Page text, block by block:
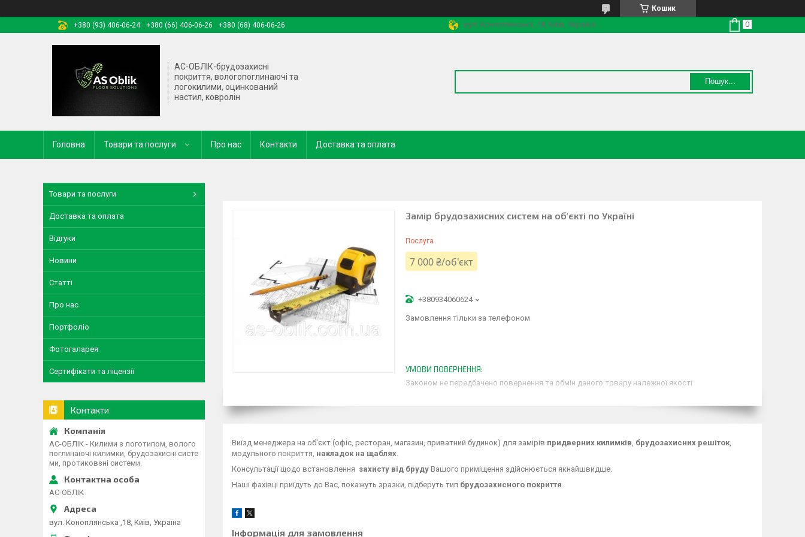
Кошик
+380 (93) 406-06-24
+380 (66) 406-06-26 +380 (68) 406-06-26 вул. Коноплянська ,18, Київ, Україна
АС-ОБЛІК-брудозахисні
покриття, вологопоглинаючі та
логокилими, оцинкований
настил, ковролін
Пошук...
Головна Товари та послуги Про нас Контакти Доставка та оплата
Замір брудозахисних систем на об'єкті по Україні
Послуга
7 000 ₴/об'єкт
+380934060624
Замовлення тільки за телефоном
Законом не передбачено повернення та обмін даного товару належної якості
Виїзд менеджера на об'єкт (офіс, ресторан, магазин, приватний будинок) для замірів придверних килимків брудозахисних решіток
модульного покриття, накладок на щаблях
Консультації щодо встановлення захисту від бруду Вашого приміщення здійснюється якнайшвидше.
Наші фахівці приїдуть до Вас, покажуть зразки, підберуть тип брудозахисного покриття
Інформація для замовлення
Товари та послуги
Доставка та оплата
Відгуки
Новини
Статті
Про нас
Портфоліо
Фотогаларея
Сертифікати та ліцензії
Контакти
АС-ОБЛІК - Килими з логотипом, волого
поглинаючі килимки, брудозахисні систе
ми, протиковзні системи.
АС-ОБЛІК
вул. Коноплянська ,18, Київ, Україна